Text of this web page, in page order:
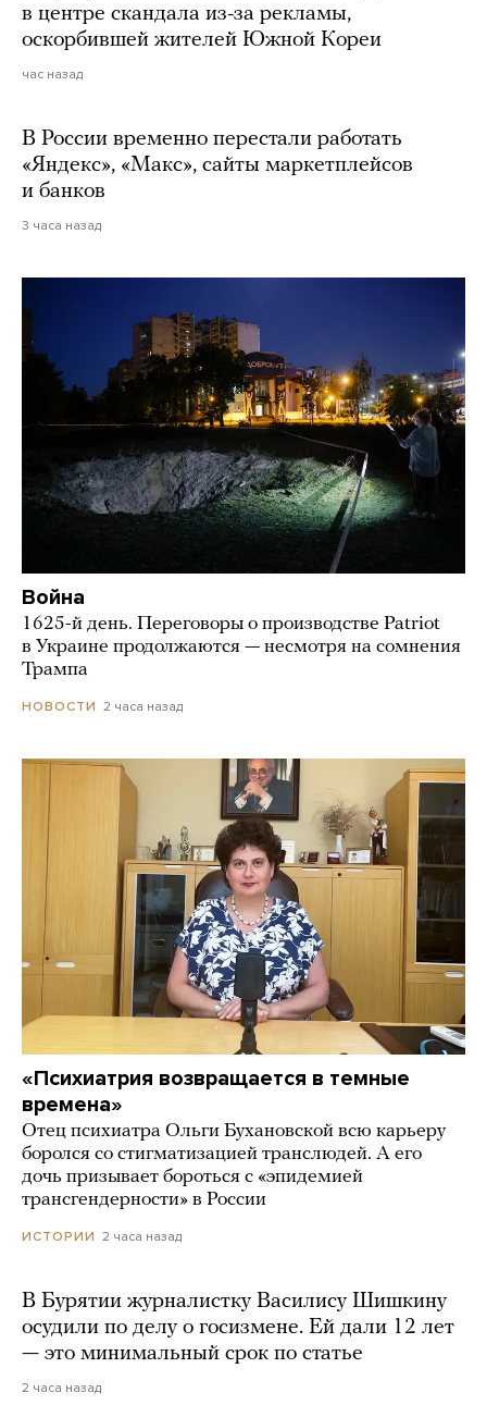
в центре скандала из-за рекламы,
оскорбившей жителей Южной Кореи
час назад
В России временно перестали работать
«Яндекс», «Макс», сайты маркетплейсов
и банков
3 часа назад
Война
1625-й день. Переговоры о производстве Patriot
в Украине продолжаются — несмотря на сомнения
Трампа
НОВОСТИ 2 часа назад
«Психиатрия возвращается в темные
времена»
Отец психиатра Ольги Бухановской всю карьеру
боролся со стигматизацией транслюдей. А его
дочь призывает бороться с «эпидемией
трансгендерности» в России
ИСТОРИИ 2 часа назад
В Бурятии журналистку Василису Шишкину
осудили по делу о госизмене. Ей дали 12 лет
— это минимальный срок по статье
2 часа назад